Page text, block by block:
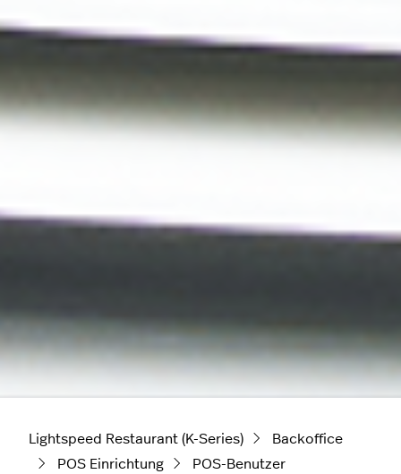
Lightspeed Restaurant (K-Series)
Backoffice
POS Einrichtung
POS-Benutzer